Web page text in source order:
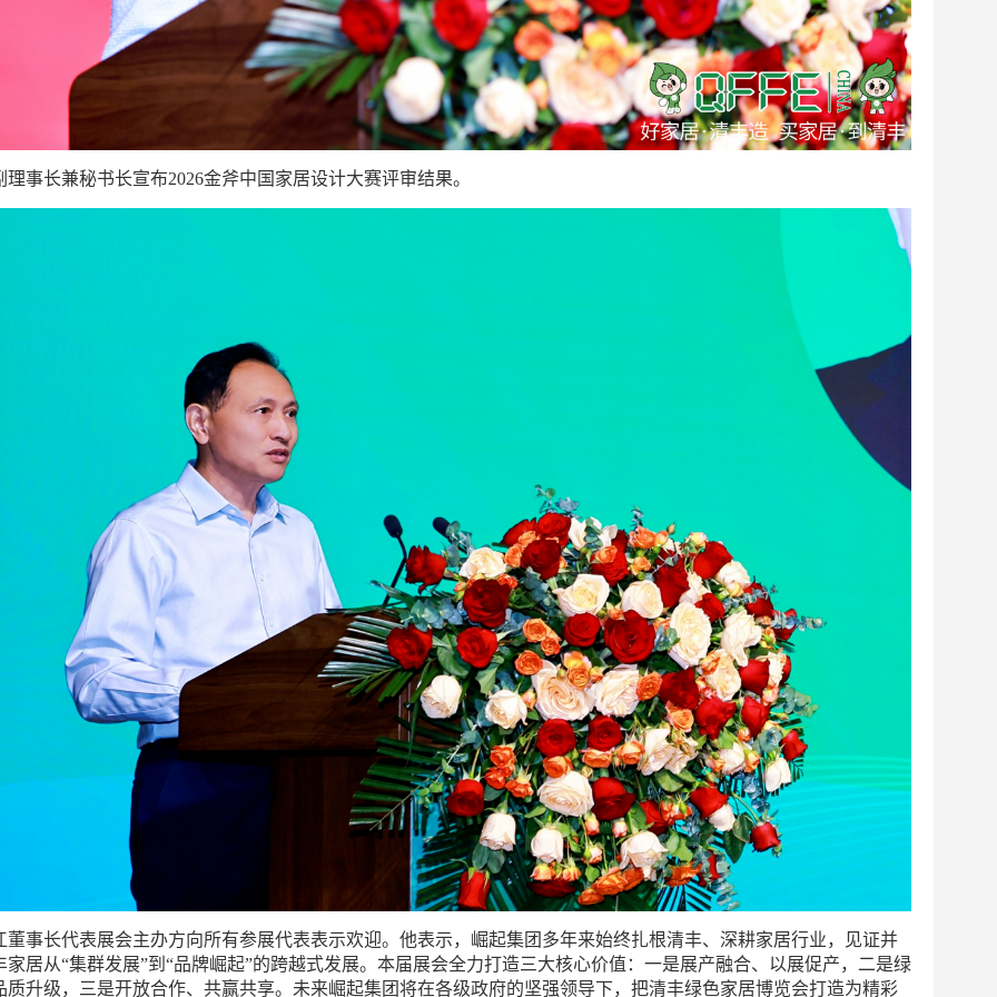
理事长兼秘书长宣布2026金斧中国家居设计大赛评审结果。
董事长代表展会主办方向所有参展代表表示欢迎。他表示，崛起集团多年来始终扎根清丰、深耕家居行业，见证并
家居从“集群发展”到“品牌崛起”的跨越式发展。本届展会全力打造三大核心价值：一是展产融合、以展促产，二是绿
质升级，三是开放合作、共赢共享。未来崛起集团将在各级政府的坚强领导下，把清丰绿色家居博览会打造为精彩